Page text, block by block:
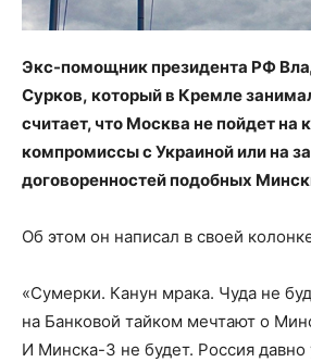
Экс-помощник президента РФ
Сурков, который в Кремле
считает, что Москва не пойдет на
компромиссы с Украиной или на
договоренностей подобных
Об этом он написал в своей
«Сумерки. Канун мрака. Чуда не
на Банковой тайком мечтают о
И Минска-3 не будет. Россия